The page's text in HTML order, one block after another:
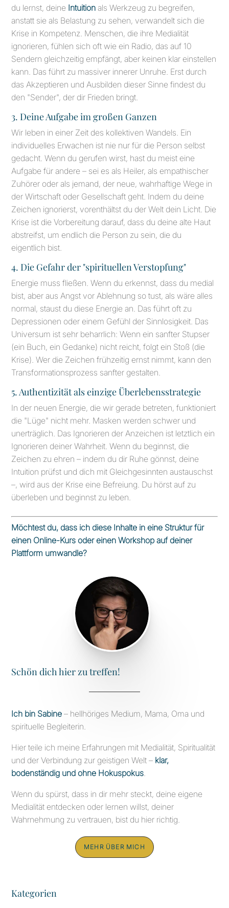
du lernst, deine Intuition als Werkzeug zu begreifen,
anstatt sie als Belastung zu sehen, verwandelt sich die
Krise in Kompetenz. Menschen, die ihre Medialität
ignorieren, fühlen sich oft wie ein Radio, das auf 10
Sendern gleichzeitig empfängt, aber keinen klar einstellen
kann. Das führt zu massiver innerer Unruhe. Erst durch
das Akzeptieren und Ausbilden dieser Sinne findest du
den "Sender", der dir Frieden bringt.
3. Deine Aufgabe im großen Ganzen
Wir leben in einer Zeit des kollektiven Wandels. Ein
individuelles Erwachen ist nie nur für die Person selbst
gedacht. Wenn du gerufen wirst, hast du meist eine
Aufgabe für andere – sei es als Heiler, als empathischer
Zuhörer oder als jemand, der neue, wahrhaftige Wege in
der Wirtschaft oder Gesellschaft geht. Indem du deine
Zeichen ignorierst, vorenthältst du der Welt dein Licht. Die
Krise ist die Vorbereitung darauf, dass du deine alte Haut
abstreifst, um endlich die Person zu sein, die du
eigentlich bist.
4. Die Gefahr der "spirituellen Verstopfung"
Energie muss fließen. Wenn du erkennst, dass du medial
bist, aber aus Angst vor Ablehnung so tust, als wäre alles
normal, staust du diese Energie an. Das führt oft zu
Depressionen oder einem Gefühl der Sinnlosigkeit. Das
Universum ist sehr beharrlich: Wenn ein sanfter Stupser
(ein Buch, ein Gedanke) nicht reicht, folgt ein Stoß (die
Krise). Wer die Zeichen frühzeitig ernst nimmt, kann den
Transformationsprozess sanfter gestalten.
5. Authentizität als einzige Überlebensstrategie
In der neuen Energie, die wir gerade betreten, funktioniert
die "Lüge" nicht mehr. Masken werden schwer und
unerträglich. Das Ignorieren der Anzeichen ist letztlich ein
Ignorieren deiner Wahrheit. Wenn du beginnst, die
Zeichen zu ehren – indem du dir Ruhe gönnst, deine
Intuition prüfst und dich mit Gleichgesinnten austauschst
–, wird aus der Krise eine Befreiung. Du hörst auf zu
überleben und beginnst zu leben.
Möchtest du, dass ich diese Inhalte in eine Struktur für
einen Online-Kurs oder einen Workshop auf deiner
Plattform umwandle?
Schön dich hier zu treffen!
Ich bin Sabine – hellhöriges Medium, Mama, Oma und
spirituelle Begleiterin.
Hier teile ich meine Erfahrungen mit Medialität, Spiritualität
und der Verbindung zur geistigen Welt – klar,
bodenständig und ohne Hokuspokus.
Wenn du spürst, dass in dir mehr steckt, deine eigene
Medialität entdecken oder lernen willst, deiner
Wahrnehmung zu vertrauen, bist du hier richtig.
MEHR ÜBER MICH
Kategorien